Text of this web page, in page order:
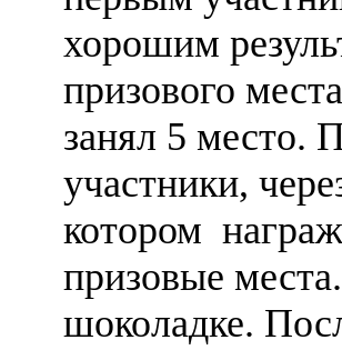
хорошим
призового
занял 5 место.
участники,
котором
призовые
шоколадке.